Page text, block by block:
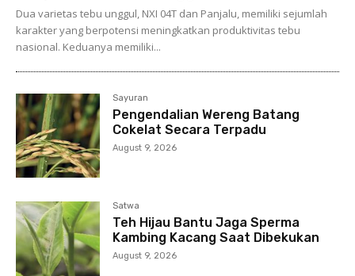
Dua varietas tebu unggul, NXI 04T dan Panjalu, memiliki sejumlah
karakter yang berpotensi meningkatkan produktivitas tebu
nasional. Keduanya memiliki...
Sayuran
Pengendalian Wereng Batang
Cokelat Secara Terpadu
August 9, 2026
Satwa
Teh Hijau Bantu Jaga Sperma
Kambing Kacang Saat Dibekukan
August 9, 2026